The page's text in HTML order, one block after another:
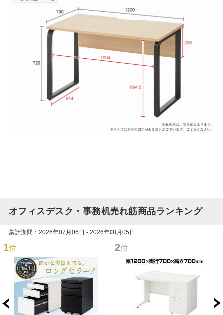
オフィスデスク・事務机売れ筋商品ランキング
集計期間：2026年07月06日 - 2026年08月05日
1位 2位